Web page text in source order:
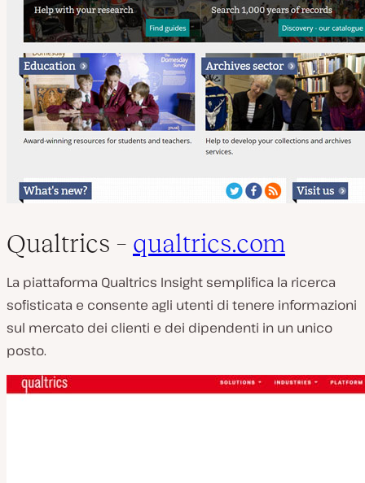
Qualtrics – qualtrics.com
La piattaforma Qualtrics Insight semplifica la ricerca
sofisticata e consente agli utenti di tenere informazioni
sul mercato dei clienti e dei dipendenti in un unico
posto.